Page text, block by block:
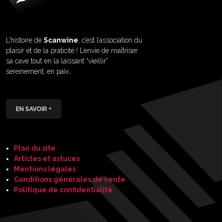
L’histoire de Scanwine, c’est l’association du
plaisir et de la praticité ! L’envie de maîtriser
sa cave tout en la laissant “vieillir”
sereinement, en paix…
EN SAVOIR +
Plan du site
Articles et astuces
Mentions légales
Conditions générales de vente
Politique de confidentialité